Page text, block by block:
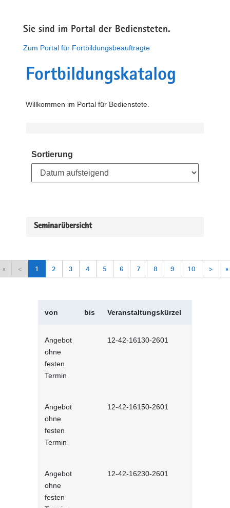
Sie sind im Portal der Bediensteten.
Zum Portal für Fortbildungsbeauftragte
Fortbildungskatalog
Willkommen im Portal für Bedienstete.
Sortierung
Seminarübersicht
« < 1 2 3 4 5 6 7 8 9 10 > »
von bis Veranstaltungskürzel
Angebot
ohne
festen
Termin
12-42-16130-2601
Angebot
ohne
festen
Termin
12-42-16150-2601
Angebot
ohne
festen
12-42-16230-2601